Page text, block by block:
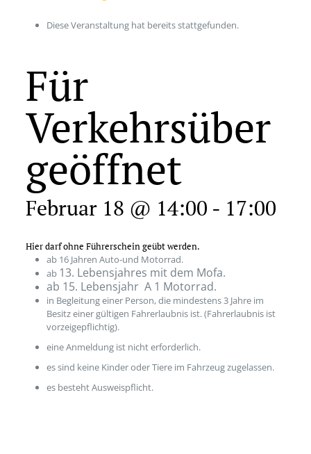
Diese Veranstaltung hat bereits stattgefunden.
Für
Verkehrsüber
geöffnet
Februar 18 @ 14:00 - 17:00
Hier darf ohne Führerschein geübt werden.
ab 16 Jahren Auto-und Motorrad.
ab 13. Lebensjahres mit dem Mofa.
ab 15. Lebensjahr A 1 Motorrad.
in Begleitung einer Person, die mindestens 3 Jahre im
Besitz einer gültigen Fahrerlaubnis ist. (Fahrerlaubnis ist
vorzeigepflichtig).
eine Anmeldung ist nicht erforderlich.
es sind keine Kinder oder Tiere im Fahrzeug zugelassen.
es besteht Ausweispflicht.